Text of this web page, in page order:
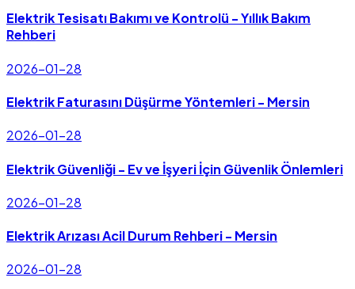
Elektrik Tesisatı Bakımı ve Kontrolü - Yıllık Bakım
Rehberi
2026-01-28
Elektrik Faturasını Düşürme Yöntemleri - Mersin
2026-01-28
Elektrik Güvenliği - Ev ve İşyeri İçin Güvenlik Önlemleri
2026-01-28
Elektrik Arızası Acil Durum Rehberi - Mersin
2026-01-28